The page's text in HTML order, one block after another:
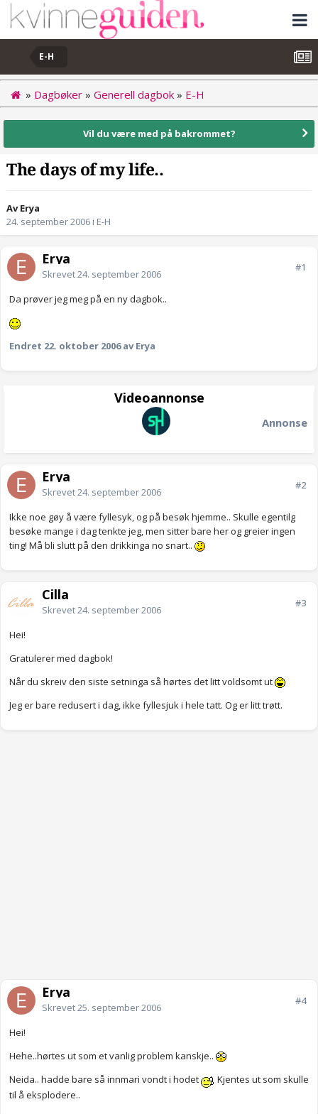
E-H
» Dagbøker » Generell dagbok » E-H
Vil du være med på bakrommet?
The days of my life..
Av Erya
24. september 2006 i E-H
Erya
Skrevet24. september 2006
#1
Da prøver jeg meg på en ny dagbok..
Endret 22. oktober 2006av Erya
Videoannonse
Annonse
Erya
Skrevet24. september 2006
#2
Ikke noe gøy å være fyllesyk, og på besøk hjemme.. Skulle egentilg
besøke mange i dag tenkte jeg, men sitter bare her og greier ingen
ting! Må bli slutt på den drikkinga no snart..
Cilla
Skrevet24. september 2006
#3
Hei!
Gratulerer med dagbok!
Når du skreiv den siste setninga så hørtes det litt voldsomt ut
Jeg er bare redusert i dag, ikke fyllesjuk i hele tatt. Og er litt trøtt.
Erya
Skrevet25. september 2006
#4
Hei!
Hehe..hørtes ut som et vanlig problem kanskje..
Neida.. hadde bare så innmari vondt i hodet
Kjentes ut som skulle
til å eksplodere..